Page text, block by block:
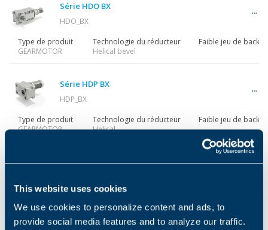
This website uses cookies
We use cookies to personalize content and ads, to
provide social media features and to analyze our traffic.
Série HDO BX
HDO_BX
Type de produit
GEARMOTOR
Technologie du réducteur
Helical bevel
Faible jeu de
Série HDP BX
HDP_BX
Type de produit
GEARMOTOR
Technologie du réducteur
Helical
Faible jeu de
Série AS BX
GEARMOTOR
Helical